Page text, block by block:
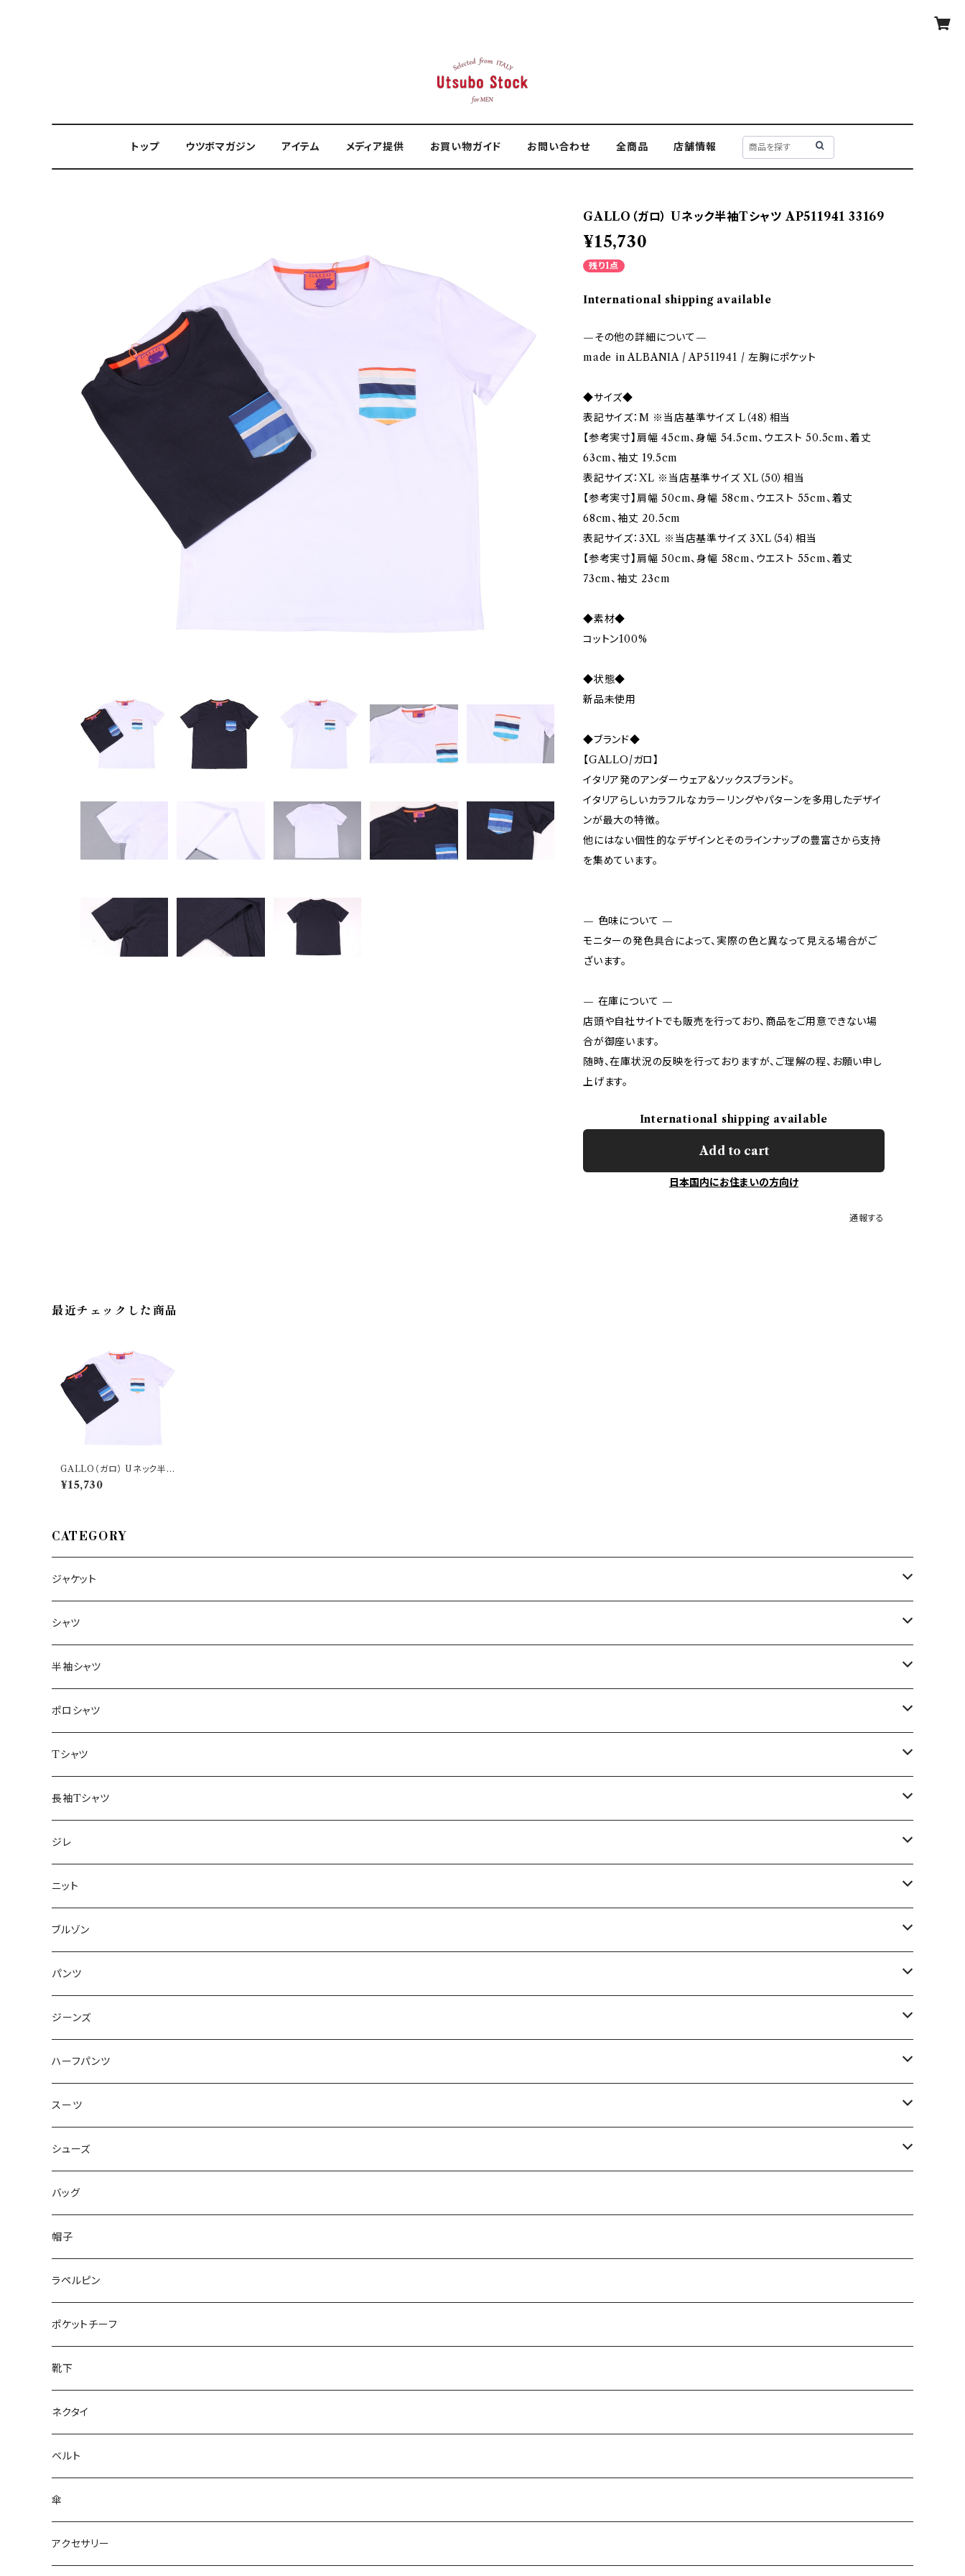
トップ ウツボマガジン アイテム メディア提供 お買い物ガイド お問い合わせ 全商品 店舗情報
GALLO（ガロ） Uネック半袖Tシャツ AP511941 33169
¥15,730
残り1点
International shipping available
—その他の詳細について—
made in ALBANIA / AP511941 / 左胸にポケット
◆サイズ◆
表記サイズ：M ※当店基準サイズ L（48）相当
【参考実寸】肩幅 45cm、身幅 54.5cm、ウエスト 50.5cm、着丈
63cm、袖丈 19.5cm
表記サイズ：XL ※当店基準サイズ XL（50）相当
【参考実寸】肩幅 50cm、身幅 58cm、ウエスト 55cm、着丈
68cm、袖丈 20.5cm
表記サイズ：3XL ※当店基準サイズ 3XL（54）相当
【参考実寸】肩幅 50cm、身幅 58cm、ウエスト 55cm、着丈
73cm、袖丈 23cm
◆素材◆
コットン100%
◆状態◆
新品未使用
◆ブランド◆
【GALLO/ガロ】
イタリア発のアンダーウェア＆ソックスブランド。
イタリアらしいカラフルなカラーリングやパターンを多用したデザイ
ンが最大の特徴。
他にはない個性的なデザインとそのラインナップの豊富さから支持
を集めています。
— 色味について —
モニターの発色具合によって、実際の色と異なって見える場合がご
ざいます。
— 在庫について —
店頭や自社サイトでも販売を行っており、商品をご用意できない場
合が御座います。
随時、在庫状況の反映を行っておりますが、ご理解の程、お願い申し
上げます。
International shipping available
Add to cart
日本国内にお住まいの方向け
通報する
最近チェックした商品
GALLO（ガロ） Uネック半袖
Tシャツ AP511941 33169
¥15,730
CATEGORY
ジャケット
～44/S
46/M
48/L
50/XL～
シャツ
～44/S
46/M
48/L
50/XL～
半袖シャツ
～44/S
46/M
48/L
50/XL～
ポロシャツ
～44/S
46/M
48/L
50/XL～
Tシャツ
～44/S
46/M
48/L
50/XL～
長袖Tシャツ
～44/S
46/M
48/L
50/XL～
ジレ
～44/S
46/M
48/L
50/XL～
ニット
～44/S
46/M
48/L
50/XL～
ブルゾン
～44/S
46/M
48/L
50/XL～
パンツ
～44/S
46/M
48/L
50/XL～
ジーンズ
～44/S
46/M
48/L
50/XL～
ハーフパンツ
～44/S
46/M
48/L
50/XL～
スーツ
～44/S
46/M
48/L
50/XL～
シューズ
～25.5cm
26cm～
27cm～
28cm～
バッグ
帽子
ラペルピン
ポケットチーフ
靴下
ネクタイ
ベルト
傘
アクセサリー